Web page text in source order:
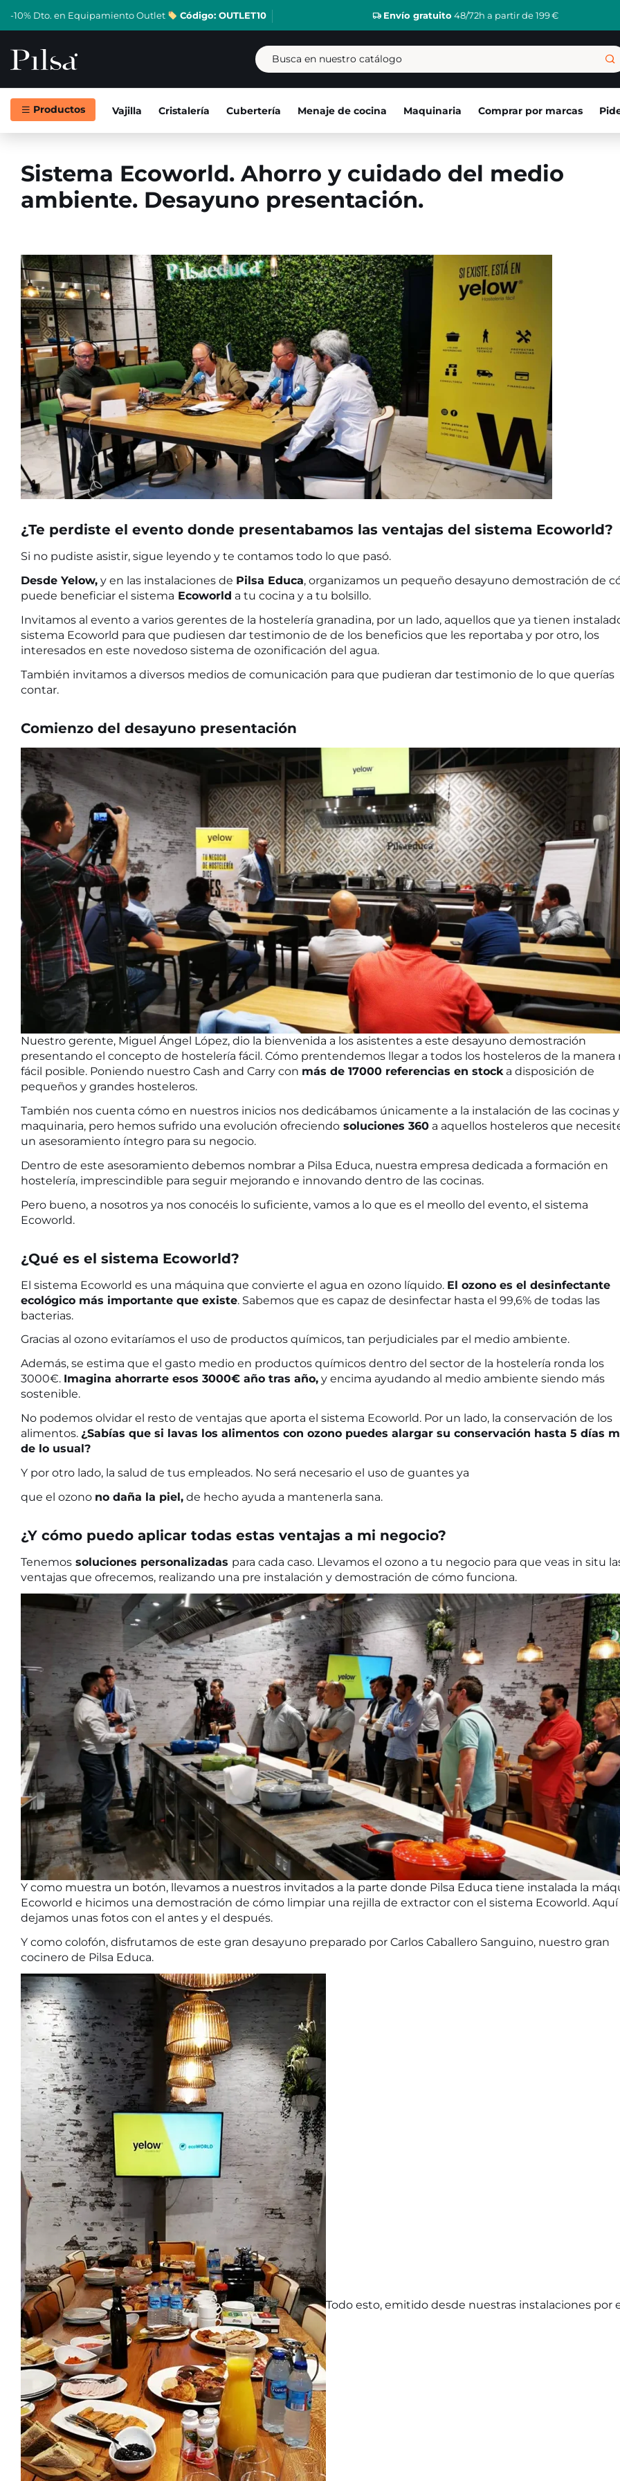
-10% Dto. en Equipamiento Outlet Código: OUTLET10 Envío gratuito 48/72h a partir de 199 €
Productos Vajilla Cristalería Cubertería Menaje de cocina Maquinaria Comprar por marcas
Skip
content
Sistema Ecoworld. Ahorro y cuidado del medio
ambiente. Desayuno presentación.
¿Te perdiste el evento donde presentabamos las ventajas del sistema Ecoworld?
Si no pudiste asistir, sigue leyendo y te contamos todo lo que pasó.
Desde Yelow, y en las instalaciones de Pilsa Educa, organizamos un pequeño desayuno demostración de
puede beneficiar el sistema Ecoworld a tu cocina y a tu bolsillo.
Invitamos al evento a varios gerentes de la hostelería granadina, por un lado, aquellos que ya tienen
sistema Ecoworld para que pudiesen dar testimonio de de los beneficios que les reportaba y por otro, los
interesados en este novedoso sistema de ozonificación del agua.
También invitamos a diversos medios de comunicación para que pudieran dar testimonio de lo que querías
contar.
Comienzo del desayuno presentación
Nuestro gerente, Miguel Ángel López, dio la bienvenida a los asistentes a este desayuno demostración
presentando el concepto de hostelería fácil. Cómo prentendemos llegar a todos los hosteleros de la manera
fácil posible. Poniendo nuestro Cash and Carry con más de 17000 referencias en stocka disposición de
pequeños y grandes hosteleros.
También nos cuenta cómo en nuestros inicios nos dedicábamos únicamente a la instalación de las cocinas y
maquinaria, pero hemos sufrido una evolución ofreciendo soluciones 360 a aquellos hosteleros que
un asesoramiento íntegro para su negocio.
Dentro de este asesoramiento debemos nombrar a Pilsa Educa, nuestra empresa dedicada a formación en
hostelería, imprescindible para seguir mejorando e innovando dentro de las cocinas.
Pero bueno, a nosotros ya nos conocéis lo suficiente, vamos a lo que es el meollo del evento, el sistema
Ecoworld.
¿Qué es el sistema Ecoworld?
El sistema Ecoworld es una máquina que convierte el agua en ozono líquido. El ozono es el desinfectante
ecológico más importante que existe. Sabemos que es capaz de desinfectar hasta el 99,6% de todas las
bacterias.
Gracias al ozono evitaríamos el uso de productos químicos, tan perjudiciales par el medio ambiente.
Además, se estima que el gasto medio en productos químicos dentro del sector de la hostelería ronda los
3000€. Imagina ahorrarte esos 3000€ año tras año, y encima ayudando al medio ambiente siendo más
sostenible.
No podemos olvidar el resto de ventajas que aporta el sistema Ecoworld. Por un lado, la conservación de los
alimentos. ¿Sabías que si lavas los alimentos con ozono puedes alargar su conservación hasta 5 días
de lo usual?
Y por otro lado, la salud de tus empleados. No será necesario el uso de guantes ya
que el ozono no daña la piel, de hecho ayuda a mantenerla sana.
¿Y cómo puedo aplicar todas estas ventajas a mi negocio?
Tenemos soluciones personalizadas para cada caso. Llevamos el ozono a tu negocio para que veas in situ
ventajas que ofrecemos, realizando una pre instalación y demostración de cómo funciona.
Y como muestra un botón, llevamos a nuestros invitados a la parte donde Pilsa Educa tiene instalada la
Ecoworld e hicimos una demostración de cómo limpiar una rejilla de extractor con el sistema Ecoworld. Aquí
dejamos unas fotos con el antes y el después.
Y como colofón, disfrutamos de este gran desayuno preparado por Carlos Caballero Sanguino, nuestro gran
cocinero de Pilsa Educa.
Todo esto, emitido desde nuestras instalaciones por